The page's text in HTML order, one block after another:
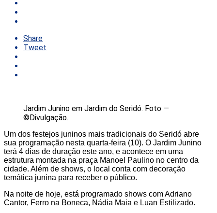
Share
Tweet
Jardim Junino em Jardim do Seridó. Foto —
©Divulgação.
Um dos festejos juninos mais tradicionais do Seridó abre
sua programação nesta quarta-feira (10). O Jardim Junino
terá 4 dias de duração este ano, e acontece em uma
estrutura montada na praça Manoel Paulino no centro da
cidade. Além de shows, o local conta com decoração
temática junina para receber o público.
Na noite de hoje, está programado shows com Adriano
Cantor, Ferro na Boneca, Nádia Maia e Luan Estilizado.